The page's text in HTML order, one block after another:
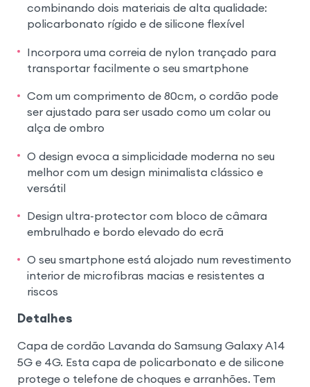
combinando dois materiais de alta qualidade:
policarbonato rígido e de silicone flexível
Incorpora uma correia de nylon trançado para
transportar facilmente o seu smartphone
Com um comprimento de 80cm, o cordão pode
ser ajustado para ser usado como um colar ou
alça de ombro
O design evoca a simplicidade moderna no seu
melhor com um design minimalista clássico e
versátil
Design ultra-protector com bloco de câmara
embrulhado e bordo elevado do ecrã
O seu smartphone está alojado num revestimento
interior de microfibras macias e resistentes a
riscos
Detalhes
Capa de cordão Lavanda do Samsung Galaxy A14
5G e 4G. Esta capa de policarbonato e de silicone
protege o telefone de choques e arranhões. Tem